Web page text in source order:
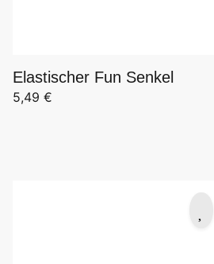
Elastischer Fun Senkel
5,49 €